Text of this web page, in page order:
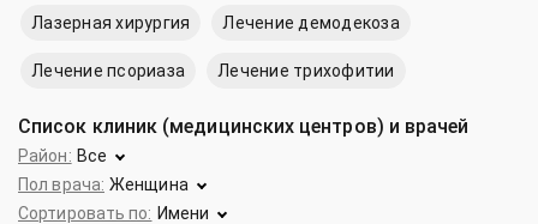
Лазерная хирургия Лечение демодекоза
Лечение псориаза Лечение трихофитии
Список клиник (медицинских центров) и врачей
Район: Все
Пол врача: Женщина
Сортировать по: Имени